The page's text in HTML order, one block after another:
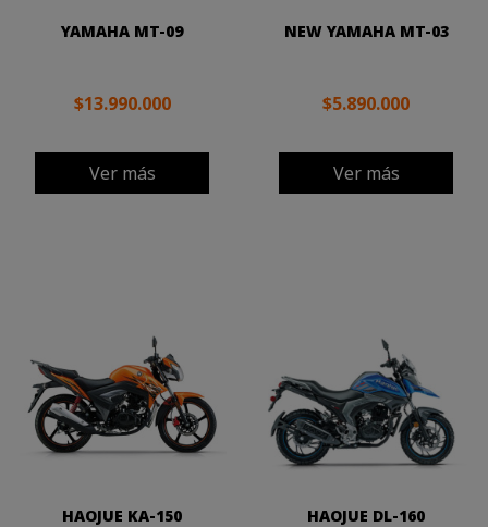
YAMAHA MT-09
$13.990.000
Ver más
NEW YAMAHA MT-03
$5.890.000
Ver más
HAOJUE KA-150 HAOJUE DL-160